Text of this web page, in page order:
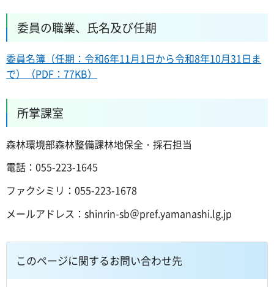
委員の職業、氏名及び任期
委員名簿（任期：令和6年11月1日から令和8年10月31日ま
で）（PDF：77KB）
所掌課室
森林環境部森林整備課林地保全・採石担当
電話：055-223-1645
ファクシミリ：055-223-1678
メールアドレス：shinrin-sb＠pref.yamanashi.lg.jp
このページに関するお問い合わせ先